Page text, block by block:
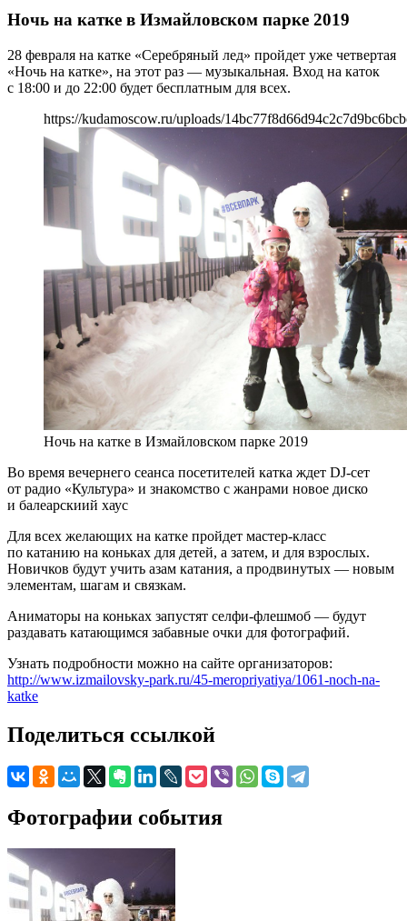
Ночь на катке в Измайловском парке 2019
28 февраля на катке «Серебряный лед» пройдет уже четвертая
«Ночь на катке», на этот раз — музыкальная. Вход на каток
с 18:00 и до 22:00 будет бесплатным для всех.
https://kudamoscow.ru/uploads/
Ночь на катке в Измайловском парке 2019
Во время вечернего сеанса посетителей катка ждет DJ-сет
от радио «Культура» и знакомство с жанрами новое диско
и балеарскиий хаус
Для всех желающих на катке пройдет мастер-класс
по катанию на коньках для детей, а затем, и для взрослых.
Новичков будут учить азам катания, а продвинутых — новым
элементам, шагам и связкам.
Аниматоры на коньках запустят селфи-флешмоб — будут
раздавать катающимся забавные очки для фотографий.
Узнать подробности можно на сайте организаторов:
http://www.izmailovsky-park.ru/45-meropriyatiya/1061-noch-na-
katke
Поделиться ссылкой
Фотографии события